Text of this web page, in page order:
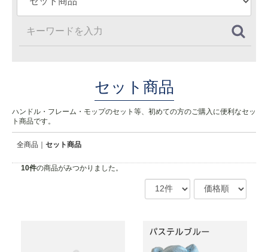
セット商品
ハンドル・フレーム・モップのセット等、初めての方のご購入に便利なセッ
ト商品です。
全商品 セット商品
10件の商品がみつかりました。